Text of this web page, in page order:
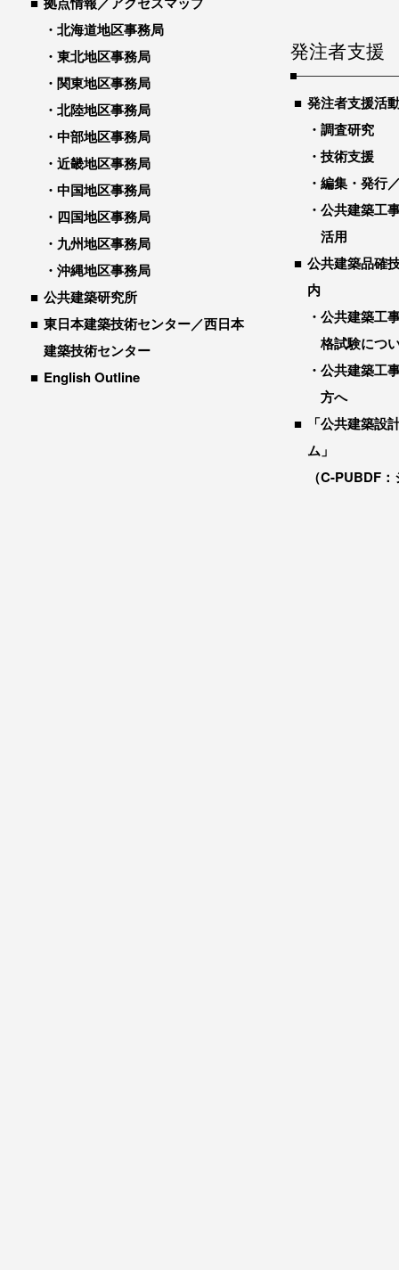
北海道地区事務局
東北地区事務局
関東地区事務局
北陸地区事務局
中部地区事務局
近畿地区事務局
中国地区事務局
四国地区事務局
九州地区事務局
沖縄地区事務局
公共建築研究所
東日本建築技術センター／西日本
建築技術センター
English Outline
発注者支援
発注者支援活
調査研究
技術支援
編集・発行
公共建築工
活用
公共建築品確
内
公共建築工
格試験につ
公共建築工
方へ
「公共建築設
ム」
（C-PUBDF